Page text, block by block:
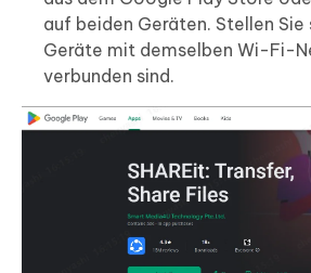
auf beiden Geräten. Stellen Sie
Geräte mit demselben Wi-Fi-
verbunden sind.